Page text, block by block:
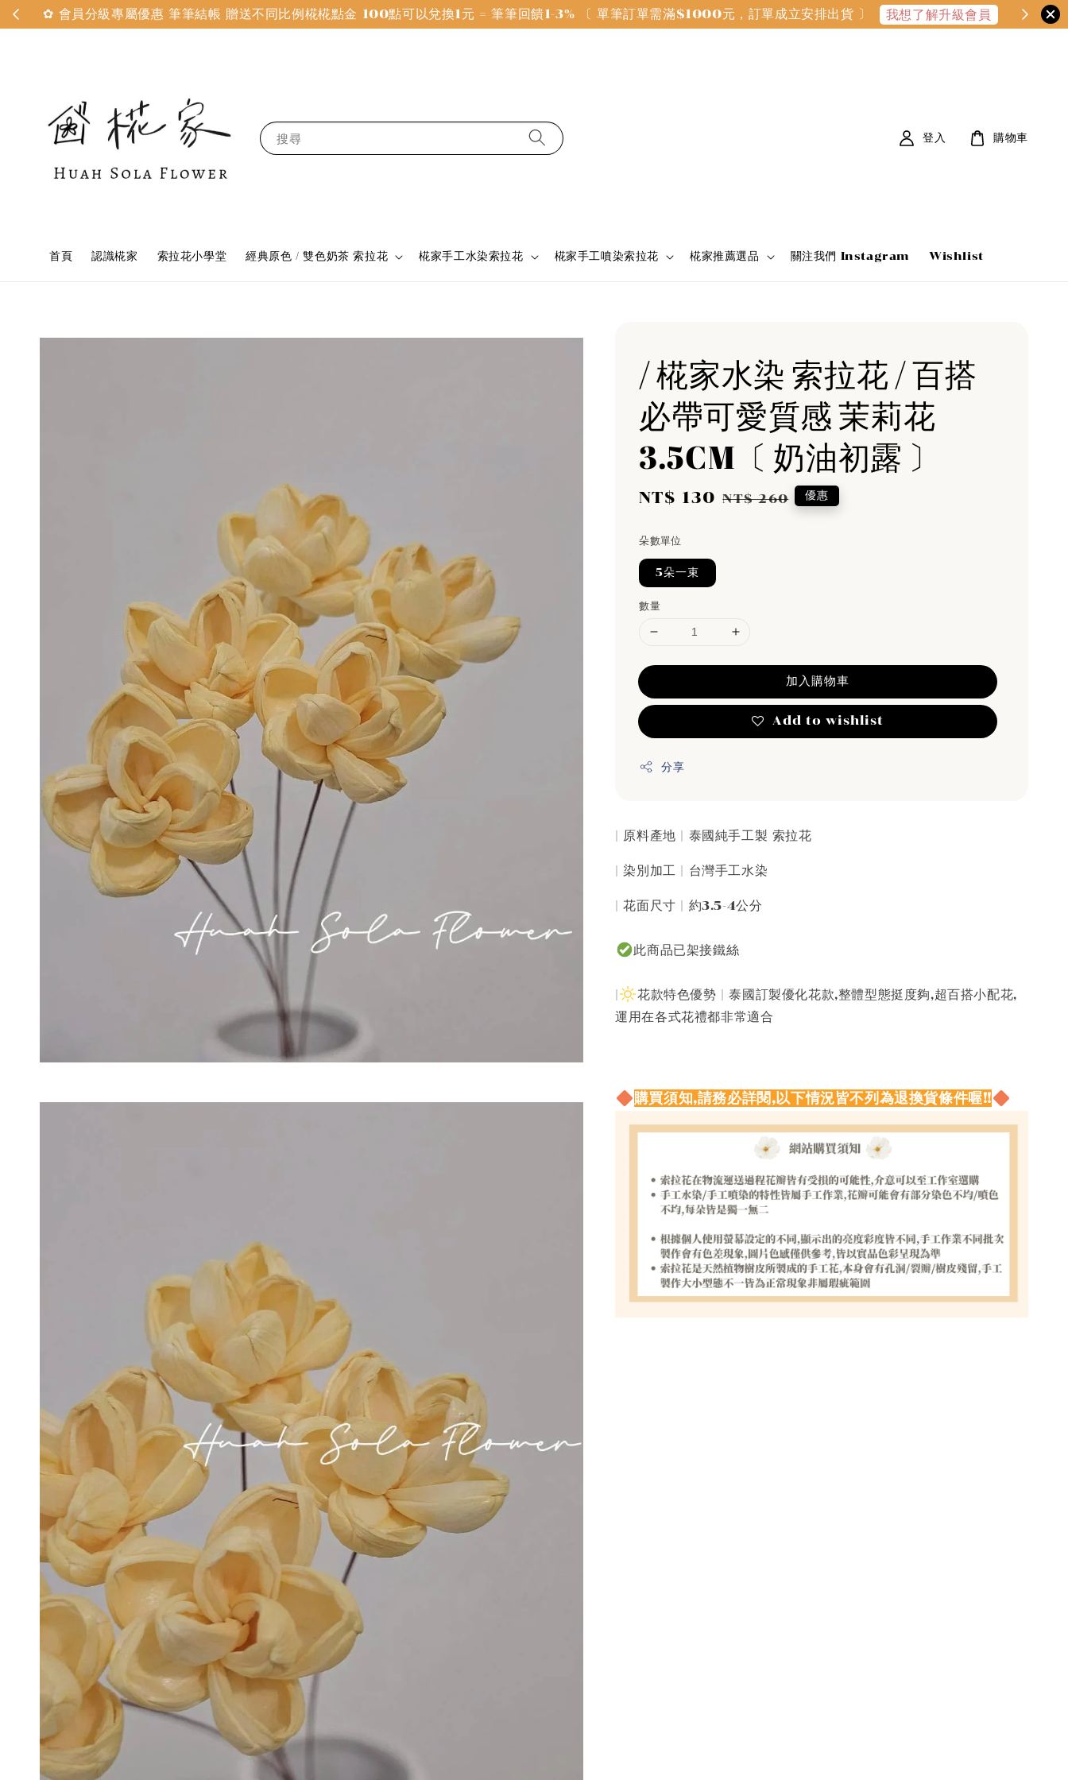
✿ 會員分級專屬優惠 筆筆結帳 贈送不同比例椛椛點金 100點可以兌換1元 = 筆筆回饋1-3% 〔 單筆訂單需滿$1000元，訂單成立安排出貨 〕 我想了解升級會員
搜尋
首頁 認識椛家 索拉花小學堂 經典原色 / 雙色奶茶 索拉花 椛家手工水染索拉花 椛家手工噴染索拉花 椛家推薦選品 關注我們 Instagram Wishlist
登入 購物車
/ 椛家水染 索拉花 / 百搭
必帶可愛質感 茉莉花
3.5CM〔 奶油初露 〕
Sale
NT$ 130 Regular
NT$ 260 優惠
朵數單位
5朵一束
數量
加入購物車
Add to wishlist
分享
| 原料產地 | 泰國純手工製 索拉花
| 染別加工 | 台灣手工水染
| 花面尺寸 | 約3.5-4公分
此商品已架接鐵絲
|
花款特色優勢 | 泰國訂製優化花款,整體型態挺度夠,超百搭小配花,
運用在各式花禮都非常適合
購買須知,請務必詳閱,以下情況皆不列為退換貨條件喔!!